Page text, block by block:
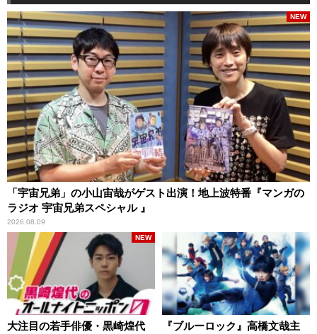
「宇宙兄弟」の小山宙哉がゲスト出演！地上波特番『マンガの
ラジオ 宇宙兄弟スペシャル 』
2026.08.09
NEW
大注目の若手俳優・黒崎煌代
NEW
『ブルーロック』高橋文哉主